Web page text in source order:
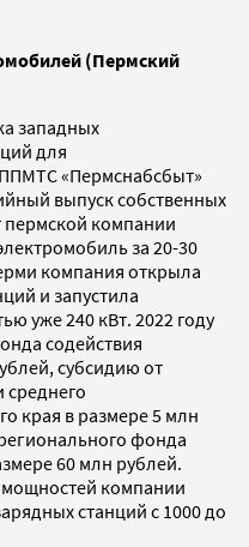
(Пермский
западных
для
«Пермснабсбыт»
выпуск собственных
компании
за 20-30
компания открыла
и запустила
уже 240 кВт. 2022 году
содействия
субсидию от
среднего
края в размере 5 млн
фонда
60 млн рублей.
компании
станций с 1000 до